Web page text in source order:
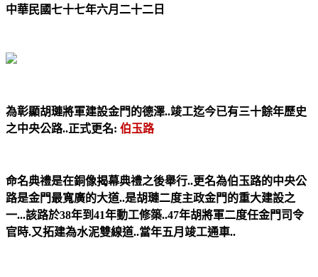
中華民國七十七年六月二十二日
為彰顯胡璉將軍建設金門的德澤..竣工迄今已有三十餘年歷史
之中央公路..正式更名: 伯玉路
命名典禮是在銅像揭幕典禮之後舉行..更名為伯玉路的中央公
路是金門最寬廣的大道..是胡璉二度主政金門的重大建設之
一...該路於38年到41年動工修築..47年胡將軍二度任金門司令
官時.又拓建為水泥雙線道..當年五月竣工通車..